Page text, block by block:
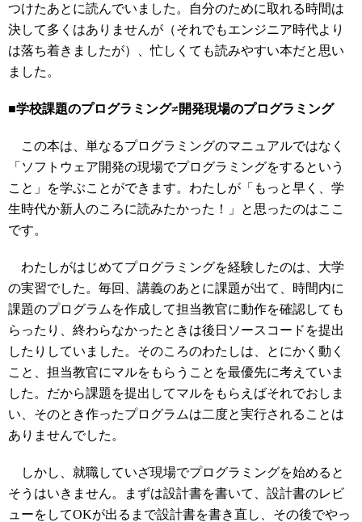
つけたあとに読んでいました。自分のために取れる時間は
決して多くはありませんが（それでもエンジニア時代より
は落ち着きましたが）、忙しくても読みやすい本だと思い
ました。
■学校課題のプログラミング≠開発現場のプログラミング
この本は、単なるプログラミングのマニュアルではなく
「ソフトウェア開発の現場でプログラミングをするという
こと」を学ぶことができます。わたしが「もっと早く、学
生時代か新人のころに読みたかった！」と思ったのはここ
です。
わたしがはじめてプログラミングを経験したのは、大学
の実習でした。毎回、講義のあとに課題が出て、時間内に
課題のプログラムを作成して担当教官に動作を確認しても
らったり、終わらなかったときは後日ソースコードを提出
したりしていました。そのころのわたしは、とにかく動く
こと、担当教官にマルをもらうことを最優先に考えていま
した。だから課題を提出してマルをもらえばそれでおしま
い、そのとき作ったプログラムは二度と実行されることは
ありませんでした。
しかし、就職していざ現場でプログラミングを始めると
そうはいきません。まずは設計書を書いて、設計書のレビ
ューをしてOKが出るまで設計書を書き直し、その後でやっ